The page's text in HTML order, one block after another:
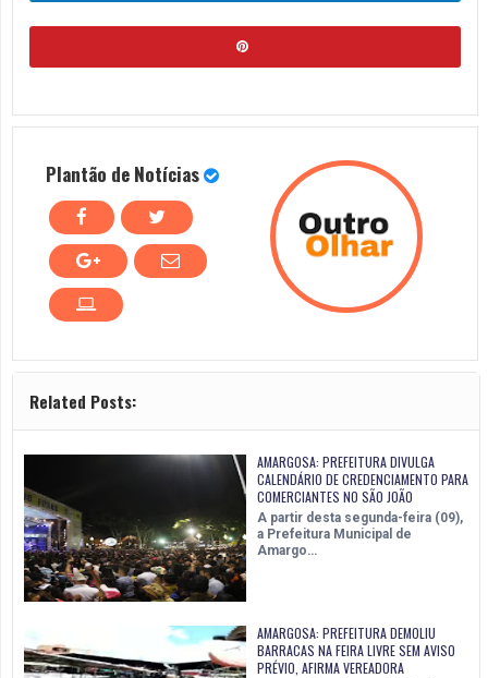
Plantão de Notícias
Related Posts:
AMARGOSA: PREFEITURA DIVULGA
CALENDÁRIO DE CREDENCIAMENTO PARA
COMERCIANTES NO SÃO JOÃO
A partir desta segunda-feira (09),
a Prefeitura Municipal de
Amargo…
AMARGOSA: PREFEITURA DEMOLIU
BARRACAS NA FEIRA LIVRE SEM AVISO
PRÉVIO, AFIRMA VEREADORA